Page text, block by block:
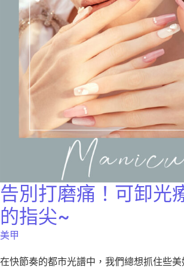
告別打磨痛！可卸光
的指尖~
美甲
在快節奏的都市光譜中，我們總想抓住些